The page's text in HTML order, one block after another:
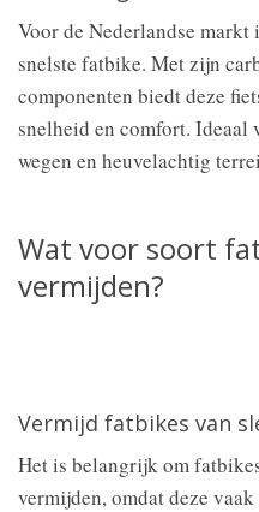
Voor de Nederlandse markt
snelste fatbike. Met zijn
componenten biedt deze
snelheid en comfort.
wegen en heuvelachtig
Wat voor soort
vermijden?
Vermijd fatbikes van
Het is belangrijk om
vermijden, omdat deze